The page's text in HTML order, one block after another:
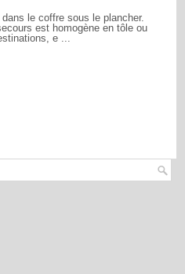
le coffre sous le plancher.
est homogène en tôle ou
e ...